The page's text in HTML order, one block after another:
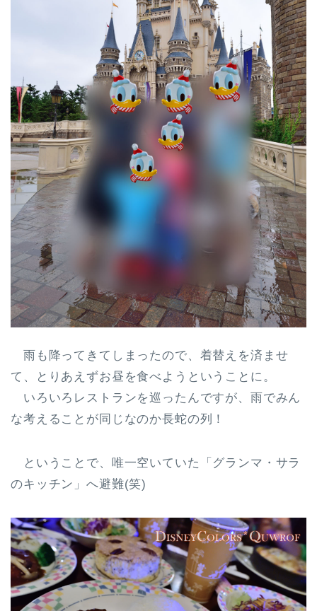
雨も降ってきてしまったので、着替えを済ませ
て、とりあえずお昼を食べようということに。
いろいろレストランを巡ったんですが、雨でみん
な考えることが同じなのか長蛇の列！
ということで、唯一空いていた「グランマ・サラ
のキッチン」へ避難(笑)